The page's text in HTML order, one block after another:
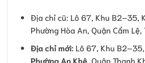
Địa chỉ cũ: Lô 67, Khu B2–35,
Phường Hòa An, Quận Cẩm Lệ,
Địa chỉ mới: Lô 67, Khu
Phường An Khê, Quận Thanh